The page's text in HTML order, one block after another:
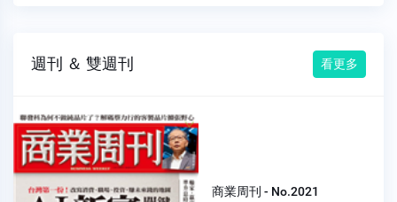
週刊 ＆ 雙週刊 看更多
商業周刊 - No.2021